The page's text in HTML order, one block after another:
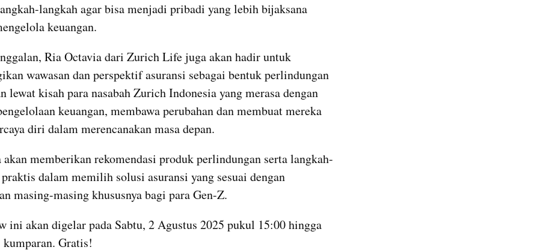
langkah agar bisa menjadi pribadi yang lebih bijaksana
keuangan.
Ria Octavia dari Zurich Life juga akan hadir untuk
wawasan dan perspektif asuransi sebagai bentuk perlindungan
lewat kisah para nasabah Zurich Indonesia yang merasa dengan
keuangan, membawa perubahan dan membuat mereka
diri dalam merencanakan masa depan.
memberikan rekomendasi produk perlindungan serta langkah-
dalam memilih solusi asuransi yang sesuai dengan
masing-masing khususnya bagi para Gen-Z.
ini akan digelar pada Sabtu, 2 Agustus 2025 pukul 15:00 hingga
kumparan. Gratis!